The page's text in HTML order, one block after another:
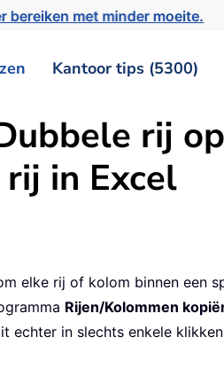
bereiken met minder moeite.
Kantoor tips (5300)
rij
in Excel
elke rij of kolom binnen een
Rijen/Kolommen
echter in slechts enkele